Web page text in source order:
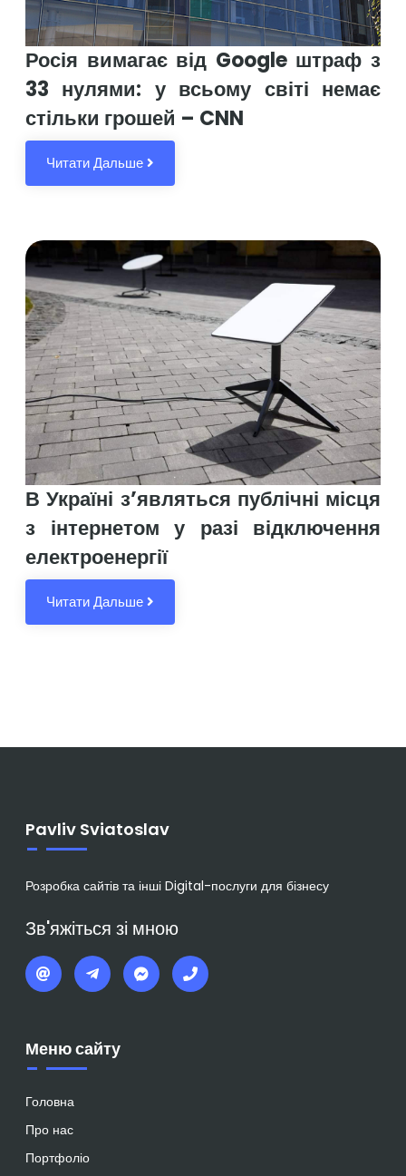
Росія вимагає від Google штраф з
33 нулями: у всьому світі немає
стільки грошей – CNN
Читати Дальше
В Україні з’являться публічні місця
з інтернетом у разі відключення
електроенергії
Читати Дальше
Pavliv Sviatoslav
Розробка сайтів та інші Digital-послуги для бізнесу
Зв'яжіться зі мною
Меню сайту
Головна
Про нас
Портфоліо